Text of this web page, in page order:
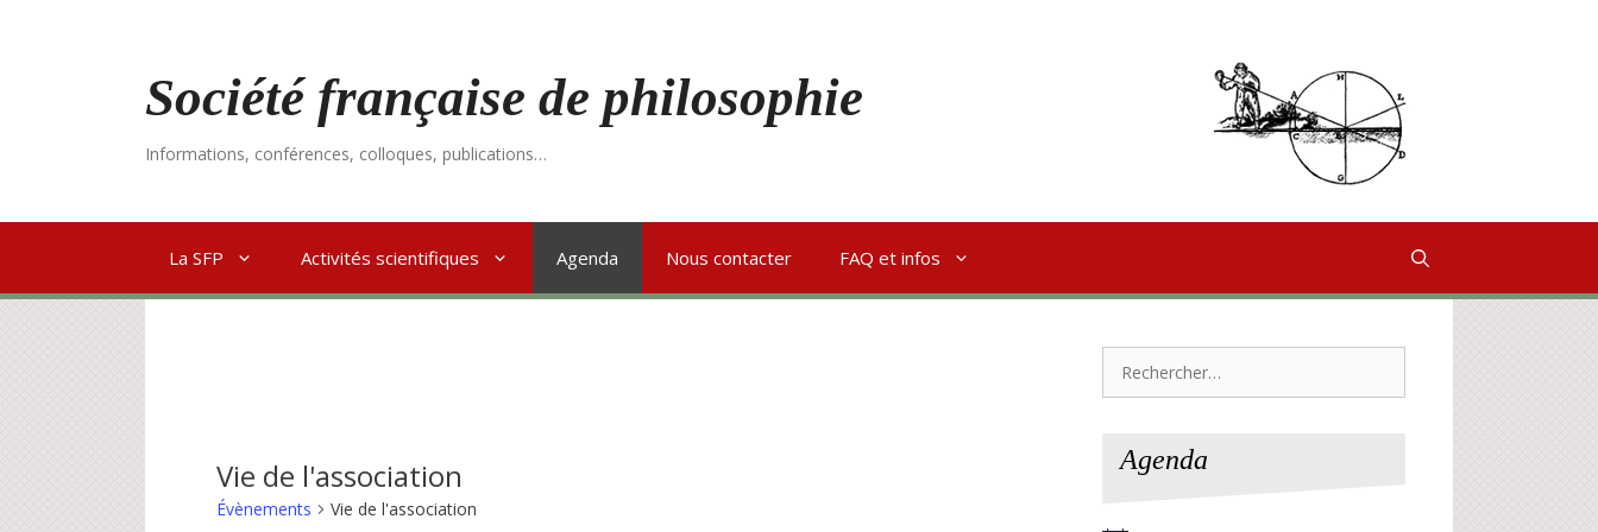
Société française de philosophie
Informations, conférences, colloques, publications…
La SFP Activités scientifiques Agenda Nous contacter FAQ et infos
Vie de l'association
Évènements Vie de l'association
Agenda